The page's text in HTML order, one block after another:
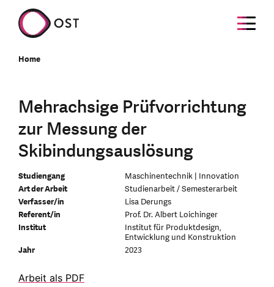
Home
Mehrachsige Prüfvorrichtung
zur Messung der
Skibindungsauslösung
Studiengang
Maschinentechnik | Innovation
Art der Arbeit
Studienarbeit / Semesterarbeit
Verfasser/in
Lisa Derungs
Referent/in
Prof. Dr. Albert Loichinger
Institut
Institut für Produktdesign,
Entwicklung und Konstruktion
Jahr
2023
Arbeit als PDF